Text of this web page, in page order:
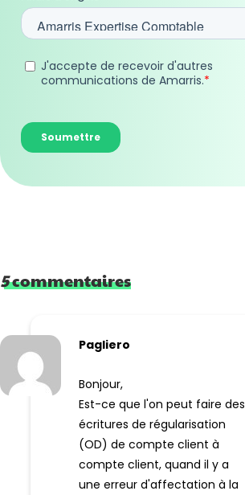
5commentaires
Pagliero
Bonjour,
Est-ce que l'on peut faire des
écritures de régularisation
(OD) de compte client à
compte client, quand il y a
une erreur d'affectation à la